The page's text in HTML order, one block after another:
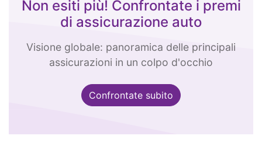
Non esiti più! Confrontate i premi
di assicurazione auto
Visione globale: panoramica delle principali
assicurazioni in un colpo d'occhio
Confrontate subito